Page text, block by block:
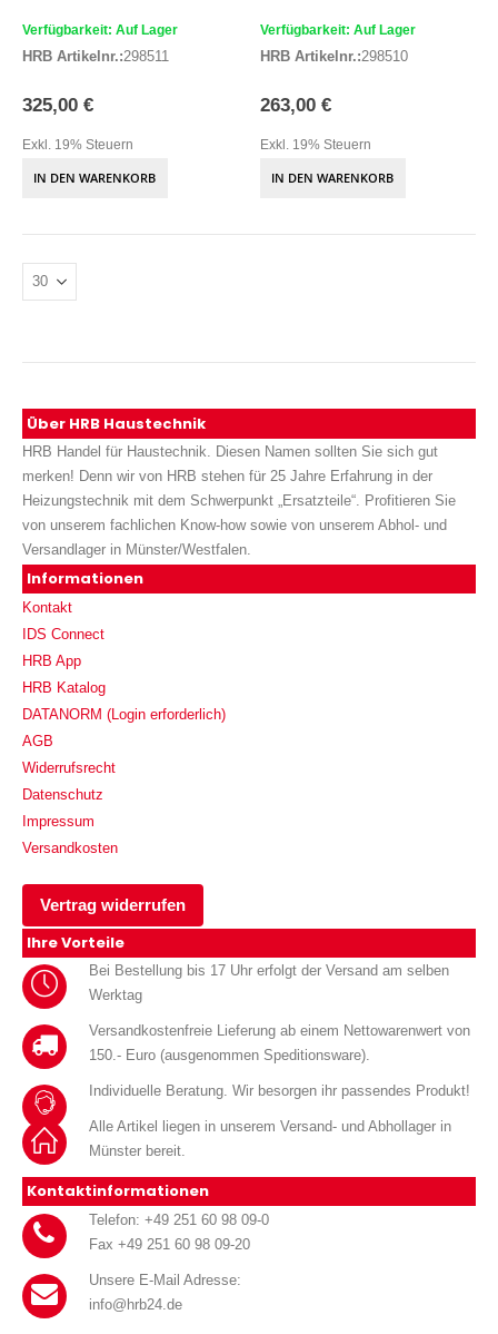
Verfügbarkeit: Auf Lager
HRB Artikelnr.:298511
325,00 €
Exkl. 19% Steuern
IN DEN WARENKORB
Verfügbarkeit: Auf Lager
HRB Artikelnr.:298510
263,00 €
Exkl. 19% Steuern
IN DEN WARENKORB
Über HRB Haustechnik
HRB Handel für Haustechnik. Diesen Namen sollten Sie sich gut
merken! Denn wir von HRB stehen für 25 Jahre Erfahrung in der
Heizungstechnik mit dem Schwerpunkt „Ersatzteile“. Profitieren Sie
von unserem fachlichen Know-how sowie von unserem Abhol- und
Versandlager in Münster/Westfalen.
Informationen
Kontakt
IDS Connect
HRB App
HRB Katalog
DATANORM (Login erforderlich)
AGB
Widerrufsrecht
Datenschutz
Impressum
Versandkosten
Vertrag widerrufen
Ihre Vorteile
Bei Bestellung bis 17 Uhr erfolgt der Versand am selben
Werktag
Versandkostenfreie Lieferung ab einem Nettowarenwert von
150.- Euro (ausgenommen Speditionsware).
Individuelle Beratung. Wir besorgen ihr passendes Produkt!
Alle Artikel liegen in unserem Versand- und Abhollager in
Münster bereit.
Kontaktinformationen
Telefon: +49 251 60 98 09-0
Fax +49 251 60 98 09-20
Unsere E-Mail Adresse:
info@hrb24.de